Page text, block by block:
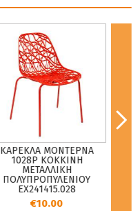
ΚΑΡΕΚΛΑ ΜΟΝΤΕΡΝΑ
1028P ΚΟΚΚΙΝΗ
ΜΕΤΑΛΛΙΚΗ
ΠΟΛΥΠΡΟΠΥΛΕΝΙΟΥ
EX241415.028
€10.00